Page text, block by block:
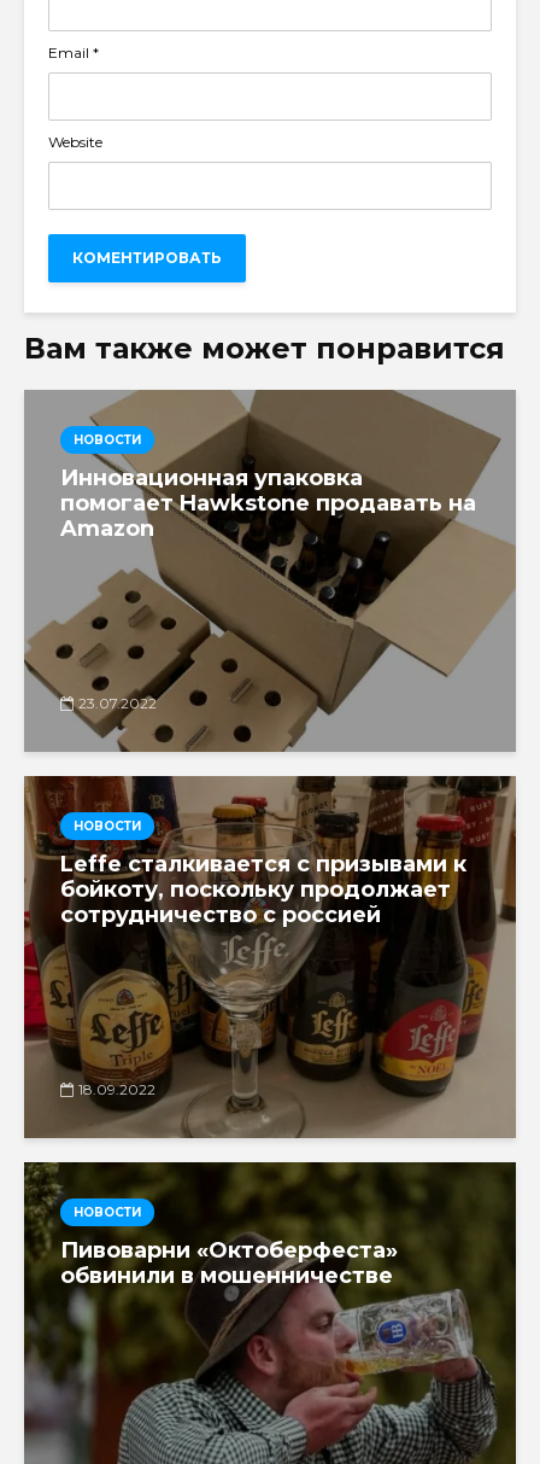
Email *
Website
Вам также может понравится
НОВОСТИ
Инновационная упаковка
помогает Hawkstone продавать на
Amazon
23.07.2022
НОВОСТИ
Leffe сталкивается с призывами к
бойкоту, поскольку продолжает
сотрудничество с россией
18.09.2022
НОВОСТИ
Пивоварни «Октоберфеста»
обвинили в мошенничестве